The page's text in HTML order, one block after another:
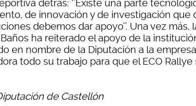
detrás: ‘’Existe una parte
de innovación y de investigación que
debemos dar apoyo’’. Una vez más,
ha reiterado el apoyo de la
en nombre de la Diputación a la empresa
todo su trabajo para que el ECO Rallye
de Castellón